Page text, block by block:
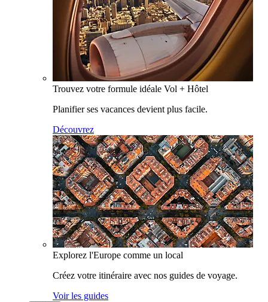
Trouvez votre formule idéale Vol + Hôtel
Planifier ses vacances devient plus facile.
Découvrez
Explorez l'Europe comme un local
Créez votre itinéraire avec nos guides de voyage.
Voir les guides